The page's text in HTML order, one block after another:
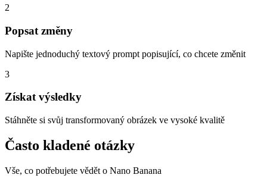
2
Popsat změny
Napište jednoduchý textový prompt popisující, co chcete změnit
3
Získat výsledky
Stáhněte si svůj transformovaný obrázek ve vysoké kvalitě
Často kladené otázky
Vše, co potřebujete vědět o Nano Banana